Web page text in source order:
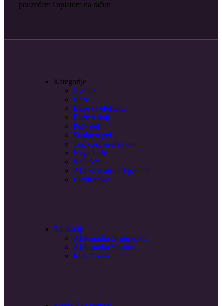
pouzećem i uplatom na račun
Kategorije
Gel lak
Baze
Baze sa efektom
Baze u boji
Poly gel
Sculptor gel
Top coat sa efektom
Nega kože
Nail Art
Alat za manikir i pedikir
Elektronika
Edukacije
Aleksandra Drinjaković
Aleksandra Vitanov
Irina Paunić